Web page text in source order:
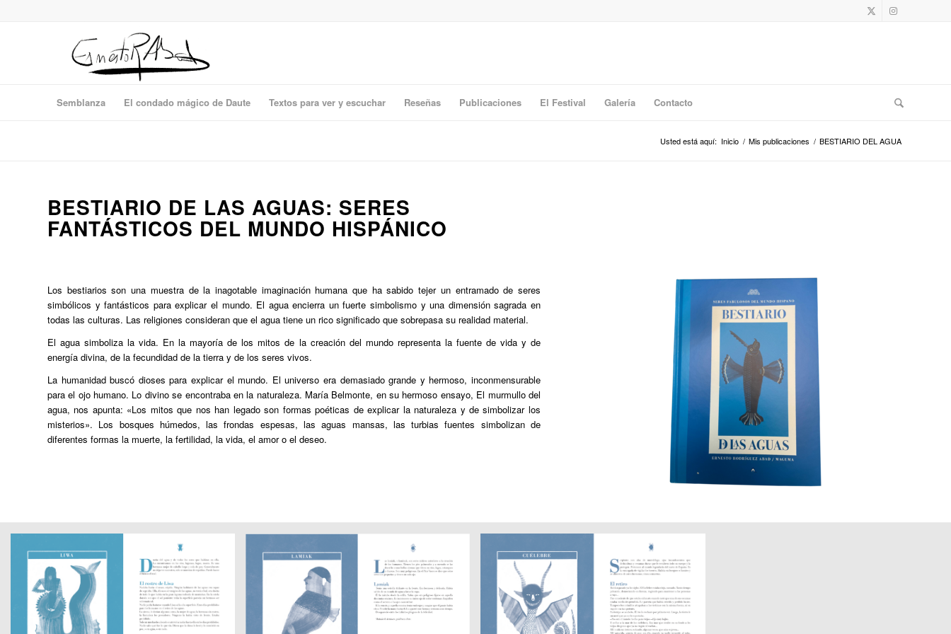
Semblanza El condado mágico de Daute Textos para ver y escuchar Reseñas Publicaciones El Festival Galería Contacto
Usted está aquí: Inicio / Mis publicaciones / BESTIARIO DEL AGUA
BESTIARIO DE LAS AGUAS: SERES
FANTÁSTICOS DEL MUNDO HISPÁNICO
Los bestiarios son una muestra de la inagotable imaginación humana que ha sabido tejer un entramado de seres
simbólicos y fantásticos para explicar el mundo. El agua encierra un fuerte simbolismo y una dimensión sagrada en
todas las culturas. Las religiones consideran que el agua tiene un rico significado que sobrepasa su realidad material.
El agua simboliza la vida. En la mayoría de los mitos de la creación del mundo representa la fuente de vida y de
energía divina, de la fecundidad de la tierra y de los seres vivos.
La humanidad buscó dioses para explicar el mundo. El universo era demasiado grande y hermoso, inconmensurable
para el ojo humano. Lo divino se encontraba en la naturaleza. María Belmonte, en su hermoso ensayo, El murmullo del
agua, nos apunta: «Los mitos que nos han legado son formas poéticas de explicar la naturaleza y de simbolizar los
misterios». Los bosques húmedos, las frondas espesas, las aguas mansas, las turbias fuentes simbolizan de
diferentes formas la muerte, la fertilidad, la vida, el amor o el deseo.